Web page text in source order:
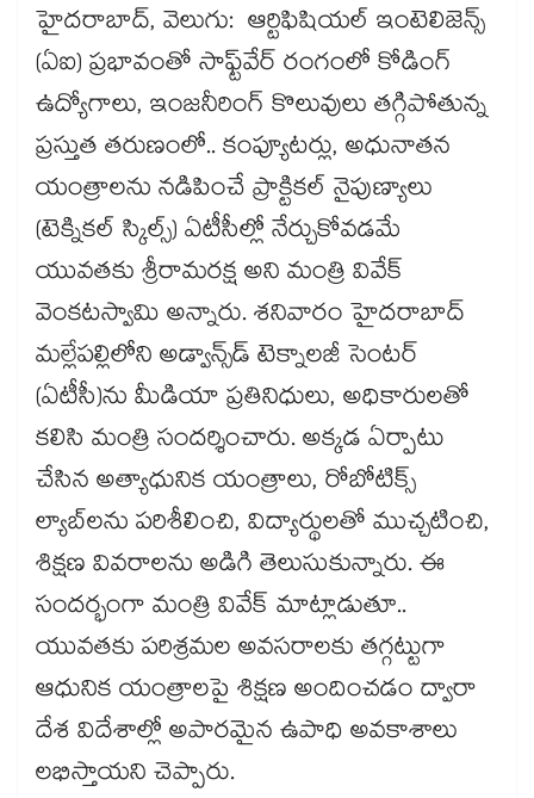
హైదరాబాద్, వెలుగు: ఆర్టిఫిషియల్ ఇంటెలిజెన్స్
(ఏఐ) ప్రభావంతో సాఫ్ట్‌‌‌‌‌‌‌‌‌‌వేర్ రంగంలో కోడింగ్
ఉద్యోగాలు, ఇంజనీరింగ్ కొలువులు తగ్గిపోతున్న
ప్రస్తుత తరుణంలో.. కంప్యూటర్లు, అధునాతన
యంత్రాలను నడిపించే ప్రాక్టికల్ నైపుణ్యాలు
(టెక్నికల్ స్కిల్స్) ఏటీసీల్లో నేర్చుకోవడమే
యువతకు శ్రీరామరక్ష అని మంత్రి వివేక్
వెంకటస్వామి అన్నారు. శనివారం హైదరాబాద్‌‌‌‌
మల్లేపల్లిలోని అడ్వాన్స్‌‌‌‌డ్ టెక్నాలజీ సెంటర్
(ఏటీసీ)ను మీడియా ప్రతినిధులు, అధికారులతో
కలిసి మంత్రి సందర్శించారు. అక్కడ ఏర్పాటు
చేసిన అత్యాధునిక యంత్రాలు, రోబోటిక్స్
ల్యాబ్‌‌‌‌లను పరిశీలించి, విద్యార్థులతో ముచ్చటించి,
శిక్షణ వివరాలను అడిగి తెలుసుకున్నారు. ఈ
సందర్భంగా మంత్రి వివేక్‌‌‌‌ మాట్లాడుతూ..
యువతకు పరిశ్రమల అవసరాలకు తగ్గట్టుగా
ఆధునిక యంత్రాలపై శిక్షణ అందించడం ద్వారా
దేశ విదేశాల్లో అపారమైన ఉపాధి అవకాశాలు
లభిస్తాయని చెప్పారు.